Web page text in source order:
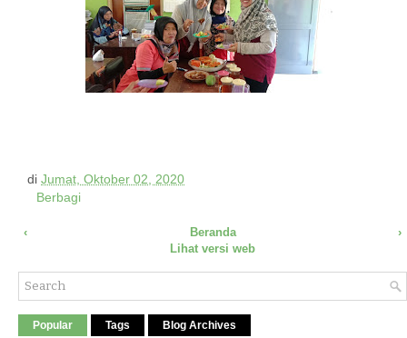
di Jumat, Oktober 02, 2020
Berbagi
‹ ›
Beranda
Lihat versi web
Popular Tags Blog Archives